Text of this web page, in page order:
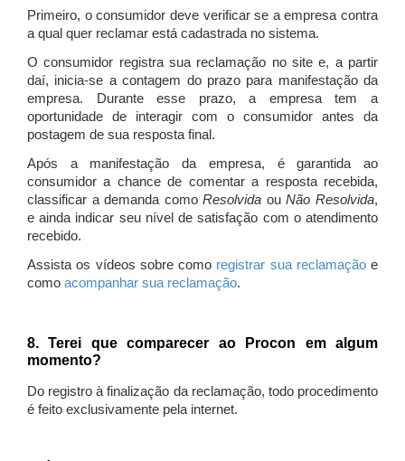
Primeiro, o consumidor deve verificar se a empresa contra
a qual quer reclamar está cadastrada no sistema.
O consumidor registra sua reclamação no site e, a partir
daí, inicia-se a contagem do prazo para manifestação da
empresa. Durante esse prazo, a empresa tem a
oportunidade de interagir com o consumidor antes da
postagem de sua resposta final.
Após a manifestação da empresa, é garantida ao
consumidor a chance de comentar a resposta recebida,
classificar a demanda comoResolvida ouNão Resolvida,
e ainda indicar seu nível de satisfação com o atendimento
recebido.
Assista os vídeos sobre como registrar sua reclamaçãoe
como acompanhar sua reclamação.
8. Terei que comparecer ao Procon em algum
momento?
Do registro à finalização da reclamação, todo procedimento
é feito exclusivamente pela internet.